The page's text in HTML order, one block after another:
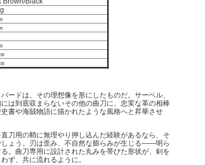
ードは、その理想像を形にしたものだ。サーベル、
は到底収まらないその他の曲刀に、忠実な革の相棒
書や海賊物語に描かれたような風格へと昇華させ
刀用の鞘に無理やり押し込んだ経験があるなら、そ
ょう。刃は歪み、不自然な膨らみが生じる——明ら
。曲刀専用に設計された丸みを帯びた形状が、剣を
ず、共に流れるように。